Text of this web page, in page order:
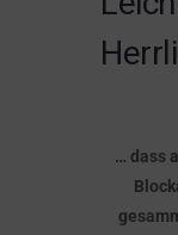
… dass